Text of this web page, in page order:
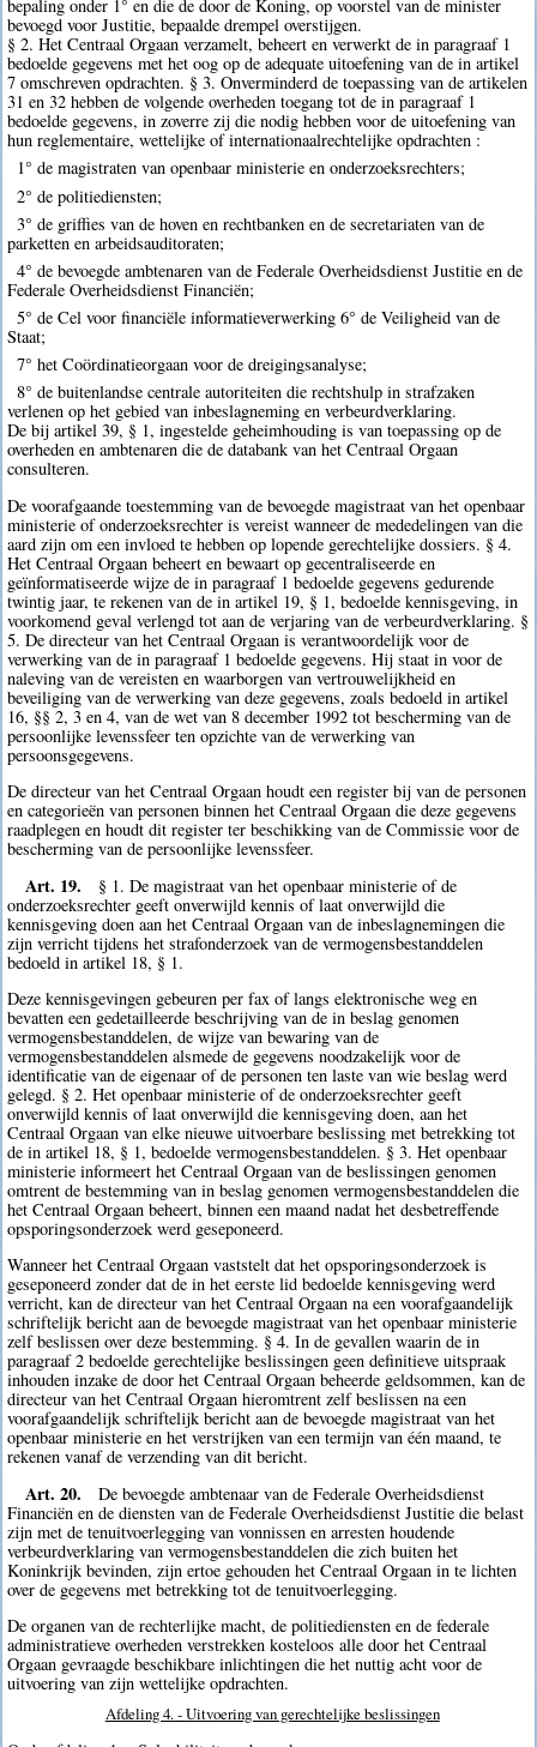
bepaling onder 1° en die de door de Koning, op voorstel van de minister
bevoegd voor Justitie, bepaalde drempel overstijgen.
§ 2. Het Centraal Orgaan verzamelt, beheert en verwerkt de in paragraaf 1
bedoelde gegevens met het oog op de adequate uitoefening van de in artikel
7 omschreven opdrachten. § 3. Onverminderd de toepassing van de artikelen
31 en 32 hebben de volgende overheden toegang tot de in paragraaf 1
bedoelde gegevens, in zoverre zij die nodig hebben voor de uitoefening van
hun reglementaire, wettelijke of internationaalrechtelijke opdrachten :
1° de magistraten van openbaar ministerie en onderzoeksrechters;
2° de politiediensten;
3° de griffies van de hoven en rechtbanken en de secretariaten van de
parketten en arbeidsauditoraten;
4° de bevoegde ambtenaren van de Federale Overheidsdienst Justitie en de
Federale Overheidsdienst Financiën;
5° de Cel voor financiële informatieverwerking 6° de Veiligheid van de
Staat;
7° het Coördinatieorgaan voor de dreigingsanalyse;
8° de buitenlandse centrale autoriteiten die rechtshulp in strafzaken
verlenen op het gebied van inbeslagneming en verbeurdverklaring.
De bij artikel 39, § 1, ingestelde geheimhouding is van toepassing op de
overheden en ambtenaren die de databank van het Centraal Orgaan
consulteren.
De voorafgaande toestemming van de bevoegde magistraat van het openbaar
ministerie of onderzoeksrechter is vereist wanneer de mededelingen van die
aard zijn om een invloed te hebben op lopende gerechtelijke dossiers. § 4.
Het Centraal Orgaan beheert en bewaart op gecentraliseerde en
geïnformatiseerde wijze de in paragraaf 1 bedoelde gegevens gedurende
twintig jaar, te rekenen van de in artikel 19, § 1, bedoelde kennisgeving, in
voorkomend geval verlengd tot aan de verjaring van de verbeurdverklaring. §
5. De directeur van het Centraal Orgaan is verantwoordelijk voor de
verwerking van de in paragraaf 1 bedoelde gegevens. Hij staat in voor de
naleving van de vereisten en waarborgen van vertrouwelijkheid en
beveiliging van de verwerking van deze gegevens, zoals bedoeld in artikel
16, §§ 2, 3 en 4, van de wet van 8 december 1992 tot bescherming van de
persoonlijke levenssfeer ten opzichte van de verwerking van
persoonsgegevens.
De directeur van het Centraal Orgaan houdt een register bij van de personen
en categorieën van personen binnen het Centraal Orgaan die deze gegevens
raadplegen en houdt dit register ter beschikking van de Commissie voor de
bescherming van de persoonlijke levenssfeer.
Art. 19.
§ 1. De magistraat van het openbaar ministerie of de
onderzoeksrechter geeft onverwijld kennis of laat onverwijld die
kennisgeving doen aan het Centraal Orgaan van de inbeslagnemingen die
zijn verricht tijdens het strafonderzoek van de vermogensbestanddelen
bedoeld in artikel 18, § 1.
Deze kennisgevingen gebeuren per fax of langs elektronische weg en
bevatten een gedetailleerde beschrijving van de in beslag genomen
vermogensbestanddelen, de wijze van bewaring van de
vermogensbestanddelen alsmede de gegevens noodzakelijk voor de
identificatie van de eigenaar of de personen ten laste van wie beslag werd
gelegd. § 2. Het openbaar ministerie of de onderzoeksrechter geeft
onverwijld kennis of laat onverwijld die kennisgeving doen, aan het
Centraal Orgaan van elke nieuwe uitvoerbare beslissing met betrekking tot
de in artikel 18, § 1, bedoelde vermogensbestanddelen. § 3. Het openbaar
ministerie informeert het Centraal Orgaan van de beslissingen genomen
omtrent de bestemming van in beslag genomen vermogensbestanddelen die
het Centraal Orgaan beheert, binnen een maand nadat het desbetreffende
opsporingsonderzoek werd geseponeerd.
Wanneer het Centraal Orgaan vaststelt dat het opsporingsonderzoek is
geseponeerd zonder dat de in het eerste lid bedoelde kennisgeving werd
verricht, kan de directeur van het Centraal Orgaan na een voorafgaandelijk
schriftelijk bericht aan de bevoegde magistraat van het openbaar ministerie
zelf beslissen over deze bestemming. § 4. In de gevallen waarin de in
paragraaf 2 bedoelde gerechtelijke beslissingen geen definitieve uitspraak
inhouden inzake de door het Centraal Orgaan beheerde geldsommen, kan de
directeur van het Centraal Orgaan hieromtrent zelf beslissen na een
voorafgaandelijk schriftelijk bericht aan de bevoegde magistraat van het
openbaar ministerie en het verstrijken van een termijn van één maand, te
rekenen vanaf de verzending van dit bericht.
Art. 20.
De bevoegde ambtenaar van de Federale Overheidsdienst
Financiën en de diensten van de Federale Overheidsdienst Justitie die belast
zijn met de tenuitvoerlegging van vonnissen en arresten houdende
verbeurdverklaring van vermogensbestanddelen die zich buiten het
Koninkrijk bevinden, zijn ertoe gehouden het Centraal Orgaan in te lichten
over de gegevens met betrekking tot de tenuitvoerlegging.
De organen van de rechterlijke macht, de politiediensten en de federale
administratieve overheden verstrekken kosteloos alle door het Centraal
Orgaan gevraagde beschikbare inlichtingen die het nuttig acht voor de
uitvoering van zijn wettelijke opdrachten.
Afdeling 4. - Uitvoering van gerechtelijke beslissingen